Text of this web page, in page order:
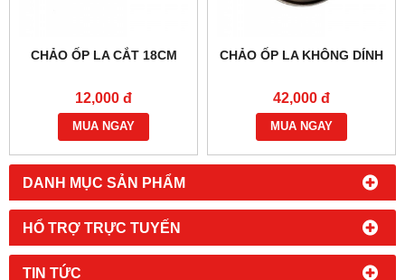
DANH MỤC SẢN PHẨM
HỔ TRỢ TRỰC TUYẾN
TIN TỨC
CHẢO ỐP LA CẮT 18CM
12,000 đ
MUA NGAY
CHẢO ỐP LA KHÔNG DÍNH
42,000 đ
MUA NGAY